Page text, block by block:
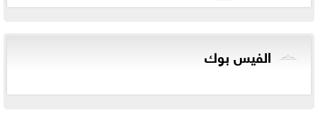
الفيس بوك